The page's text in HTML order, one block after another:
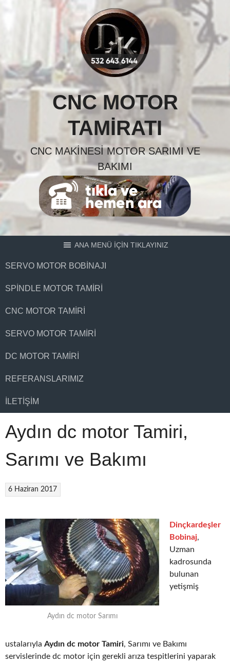
CNC MOTOR
TAMIRATI
CNC MAKINESI MOTOR SARIMI VE
BAKIMI
ANA MENÜ İÇİN TIKLAYINIZ
SERVO MOTOR BOBINAJI
SPINDLE MOTOR TAMIRI
CNC MOTOR TAMIRI
SERVO MOTOR TAMIRI
DC MOTOR TAMIRI
REFERANSLARIMIZ
İLETIŞIM
Aydın dc motor Tamiri,
Sarımı ve Bakımı
6 Haziran 2017
Aydın dc motor Sarımı
Dinçkardeşler
Bobinaj,
Uzman
kadrosunda
bulunan
yetişmiş
ustalarıyla Aydın dc motor Tamiri, Sarımı ve Bakımı
servislerinde dc motor için gerekli arıza tespitlerini yaparak